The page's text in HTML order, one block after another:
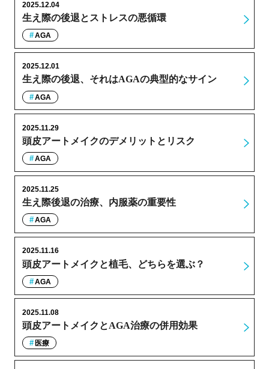
生え際の後退とストレスの悪循環
2025.12.04
AGA
生え際の後退、それはAGAの典型的なサイン
2025.12.01
AGA
頭皮アートメイクのデメリットとリスク
2025.11.29
AGA
生え際後退の治療、内服薬の重要性
2025.11.25
AGA
頭皮アートメイクと植毛、どちらを選ぶ？
2025.11.16
AGA
頭皮アートメイクとAGA治療の併用効果
2025.11.08
医療